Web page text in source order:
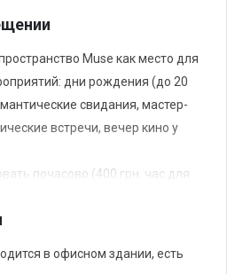
Muse как место для
дни рождения (до 20
свидания, мастер-
встречи, вечер кино у
почасово (400 грн. час для
А можно подключить нашего
в офисном здании, есть